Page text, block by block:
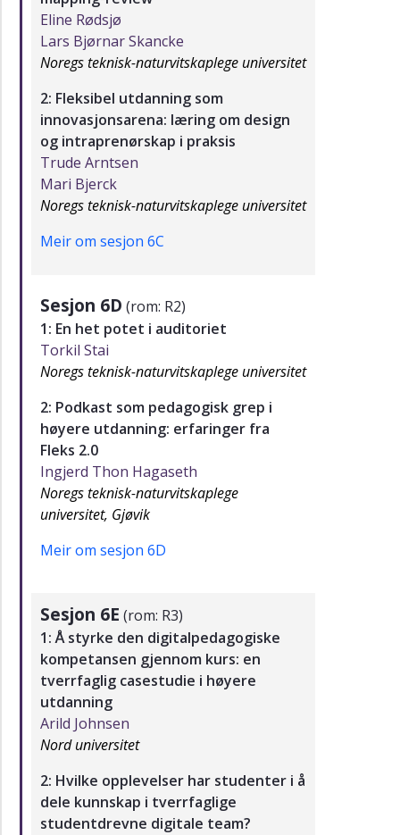
Eline Rødsjø
Lars Bjørnar Skancke
Noregs teknisk-naturvitskaplege universitet
2: Fleksibel utdanning som
innovasjonsarena: læring om design
og intraprenørskap i praksis
Trude Arntsen
Mari Bjerck
Noregs teknisk-naturvitskaplege universitet
Meir om sesjon 6C
Sesjon 6D (rom: R2)
1: En het potet i auditoriet
Torkil Stai
Noregs teknisk-naturvitskaplege universitet
2: Podkast som pedagogisk grep i
høyere utdanning: erfaringer fra
Fleks 2.0
Ingjerd Thon Hagaseth
Noregs teknisk-naturvitskaplege
universitet, Gjøvik
Meir om sesjon 6D
Sesjon 6E (rom: R3)
1: Å styrke den digitalpedagogiske
kompetansen gjennom kurs: en
tverrfaglig casestudie i høyere
utdanning
Arild Johnsen
Nord universitet
2: Hvilke opplevelser har studenter i å
dele kunnskap i tverrfaglige
studentdrevne digitale team?